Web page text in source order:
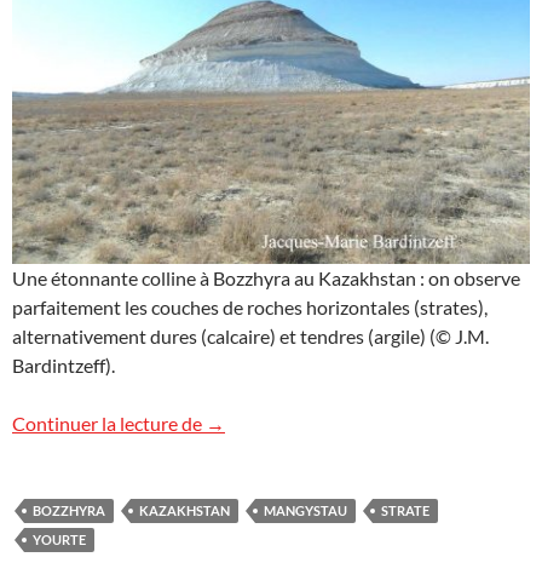
Une étonnante colline à Bozzhyra au Kazakhstan : on observe
parfaitement les couches de roches horizontales (strates),
alternativement dures (calcaire) et tendres (argile) (© J.M.
Bardintzeff).
Continuer la lecture de La colline pointue de Bozzhyra,
→
BOZZHYRA KAZAKHSTAN MANGYSTAU
STRATE
YOURTE